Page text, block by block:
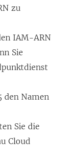
zu
IAM-ARN
Sie
den Namen
Sie die
Cloud